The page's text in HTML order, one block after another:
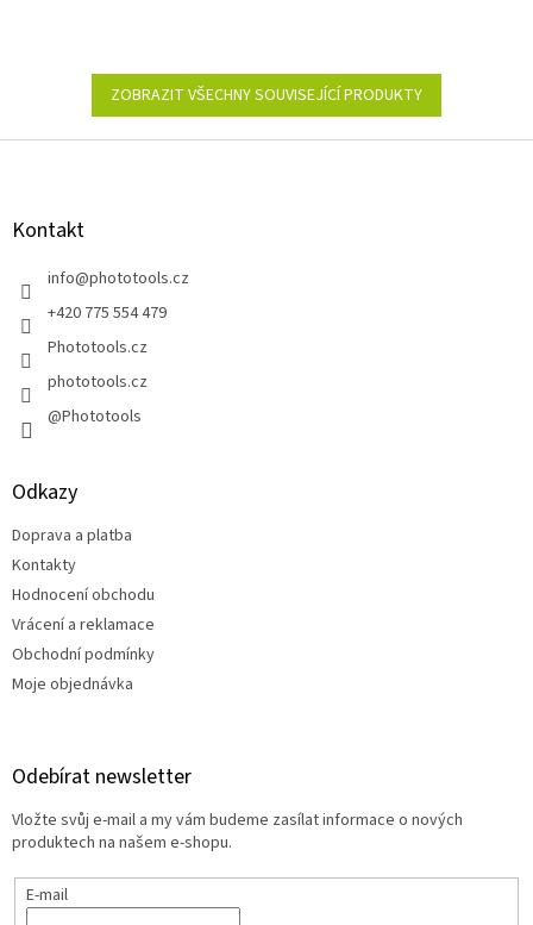
ZOBRAZIT VŠECHNY SOUVISEJÍCÍ PRODUKTY
Z
Kontakt
info@phototools.cz
+420 775 554 479
Phototools.cz
phototools.cz
@Phototools
Odkazy
Doprava a platba
Kontakty
Hodnocení obchodu
Vrácení a reklamace
Obchodní podmínky
Moje objednávka
Odebírat newsletter
Vložte svůj e-mail a my vám budeme zasílat informace o nových
produktech na našem e-shopu.
E-mail